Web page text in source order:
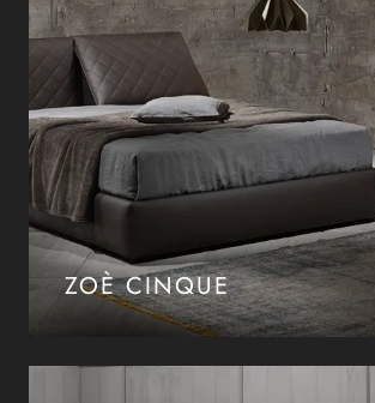
ZOÈ CINQUE